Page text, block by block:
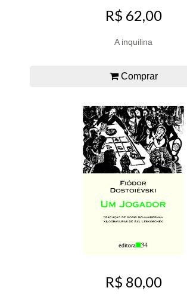
R$ 62,00
A inquilina
Comprar
R$ 80,00